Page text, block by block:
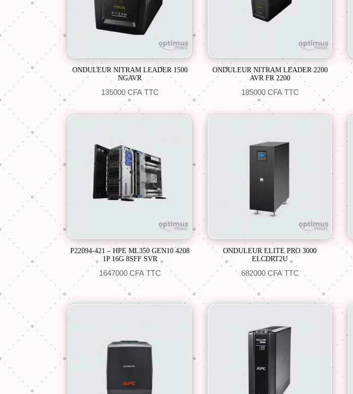
ONDULEUR NITRAM LEADER 1500
NGAVR
135000 CFA TTC
ONDULEUR NITRAM LEADER 2200
AVR FR 2200
185000 CFA TTC
P22094-421 – HPE ML350 GEN10 4208
1P 16G 8SFF SVR
1647000 CFA TTC
ONDULEUR ELITE PRO 3000
ELCDRT2U
682000 CFA TTC